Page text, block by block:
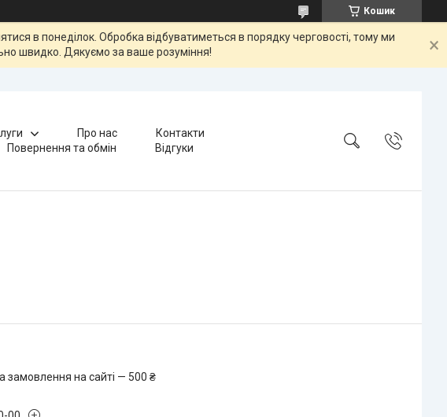
Кошик
в понеділок. Обробка відбуватиметься в порядку черговості, тому ми
швидко. Дякуємо за ваше розуміння!
Про нас
Контакти
Повернення та обмін Відгуки
замовлення на сайті — 500 ₴